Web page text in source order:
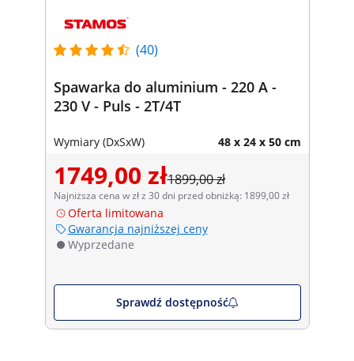
(40)
Spawarka do aluminium - 220 A -
230 V - Puls - 2T/4T
Wymiary (DxSxW) 48 x 24 x 50 cm
1749,00 zł1899,00 zł
Najniższa cena w zł z 30 dni przed obniżką: 1899,00 zł
Oferta limitowana
Gwarancja najniższej ceny
Wyprzedane
Sprawdź dostępność